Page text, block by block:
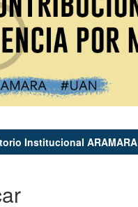
Institucional ARAMARA